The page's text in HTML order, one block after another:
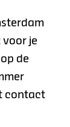
voor je
de
contact